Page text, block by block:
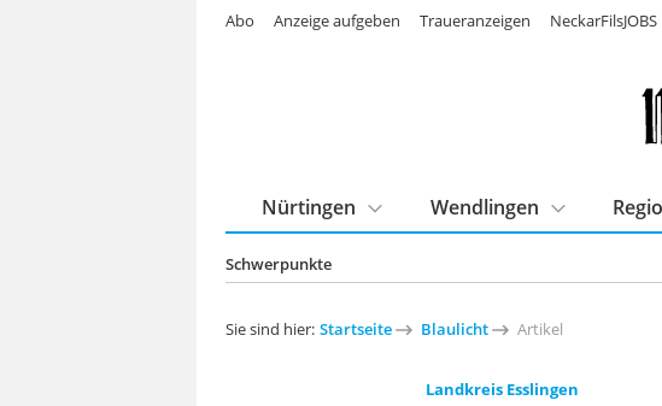
Schwerpunkte
Nürtingen Wendlingen
Abo Anzeige aufgeben Traueranzeigen NeckarFilsJOBS
Sie sind hier: Startseite Blaulicht Artikel
Landkreis Esslingen